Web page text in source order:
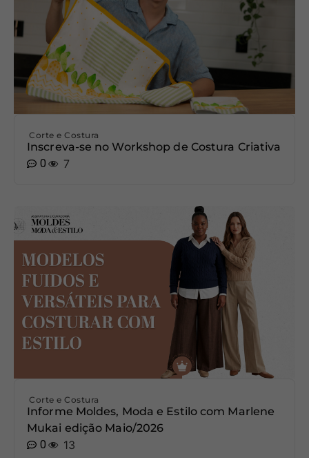
Corte e Costura
Inscreva-se no Workshop de Costura Criativa
0
7
Corte e Costura
Informe Moldes, Moda e Estilo com Marlene
Mukai edição Maio/2026
0
13